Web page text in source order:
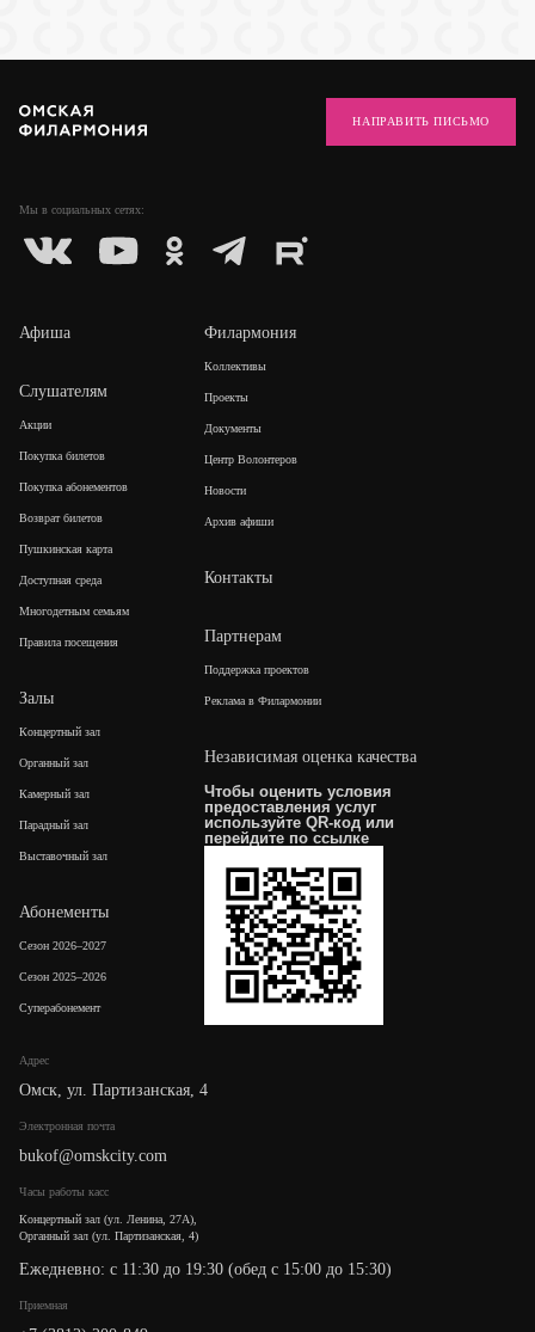
Мы в социальных сетях:
НАПРАВИТЬ ПИСЬМО
Адрес
Омск, ул. Партизанская, 4
Электронная почта
bukof@omskcity.com
Часы работы касс
Концертный зал (ул. Ленина, 27А),
Органный зал (ул. Партизанская, 4)
Ежедневно: с 11:30 до 19:30 (обед с 15:00 до 15:30)
Приемная
Афиша
Слушателям
Акции
Покупка билетов
Покупка абонементов
Возврат билетов
Пушкинская карта
Доступная среда
Многодетным семьям
Правила посещения
Залы
Концертный зал
Органный зал
Камерный зал
Парадный зал
Выставочный зал
Абонементы
Сезон 2026–2027
Сезон 2025–2026
Суперабонемент
Филармония
Коллективы
Проекты
Документы
Центр Волонтеров
Новости
Архив афиши
Контакты
Партнерам
Поддержка проектов
Реклама в Филармонии
Независимая оценка качества
Чтобы оценить условия
предоставления услуг
используйте QR-код или
перейдите по ссылке